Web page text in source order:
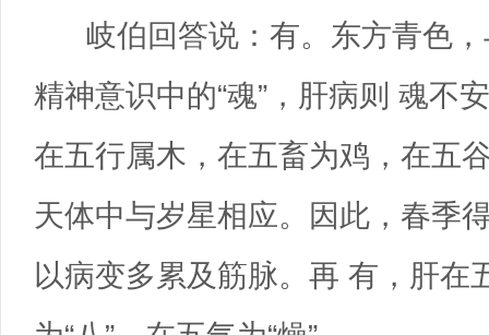
岐伯回答说：有。东方青色，
精神意识中的“魂”，肝病则 魂不
在五行属木，在五畜为鸡，在五
天体中与岁星相应。因此，春季
以病变多累及筋脉。再 有，肝在